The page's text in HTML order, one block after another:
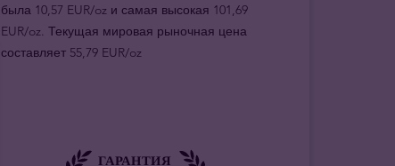
была 10,57 EUR/oz и самая высокая 101,69
EUR/oz. Текущая мировая рыночная цена
составляет 55,79 EUR/oz